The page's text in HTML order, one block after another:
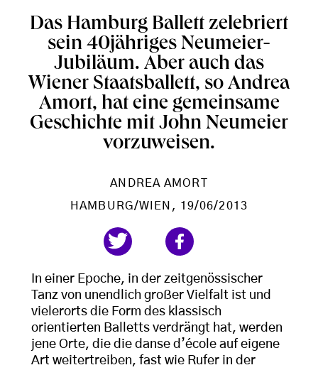
Das Hamburg Ballett zelebriert
sein 40jähriges Neumeier-
Jubiläum. Aber auch das
Wiener Staatsballett, so Andrea
Amort, hat eine gemeinsame
Geschichte mit John Neumeier
vorzuweisen.
ANDREA AMORT
HAMBURG/WIEN , 19/06/2013
In einer Epoche, in der zeitgenössischer
Tanz von unendlich großer Vielfalt ist und
vielerorts die Form des klassisch
orientierten Balletts verdrängt hat, werden
jene Orte, die die danse d’école auf eigene
Art weitertreiben, fast wie Rufer in der